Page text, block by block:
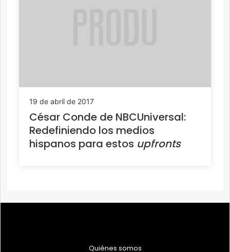
19 de abril de 2017
César Conde de NBCUniversal:
Redefiniendo los medios
hispanos para estos upfronts
Quiénes somos